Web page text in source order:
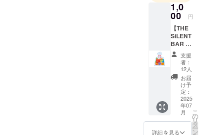
1,0
00 円
【THE
SiLENT
BAR で
子供た
ちに駄
菓子を
あげら
れる
券】 こ
のプラ
ンはた
だ、サ
イレン
トバー
支援
者：
12人
お届
け予
定：
2025
年07
月
詳細を見る
こ
の
リ
タ
ー
ン